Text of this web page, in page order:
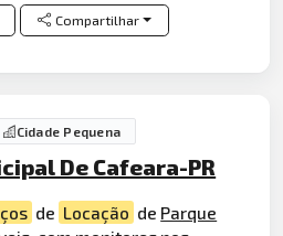
Compartilhar
Cidade Pequena
De Cafeara-PR
de Locação de Parque